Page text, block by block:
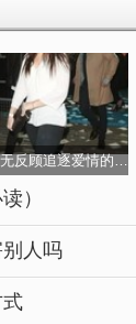
反顾追逐爱情的女人
）
人吗